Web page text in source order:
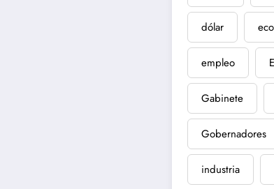
dólar
empleo
Gabinete
Gobernadores
industria